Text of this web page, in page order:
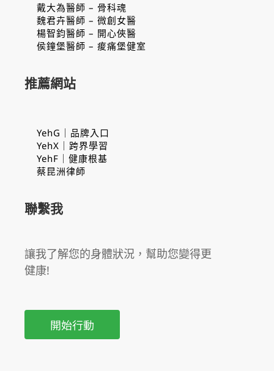
戴大為醫師 – 骨科魂
魏君卉醫師 – 微創女醫
楊智鈞醫師 – 開心俠醫
侯鐘堡醫師 – 痠痛堡健室
推薦網站
YehG｜品牌入口
YehX｜跨界學習
YehF｜健康根基
蔡昆洲律師
聯繫我
讓我了解您的身體狀況，幫助您變得更
健康!
開始行動